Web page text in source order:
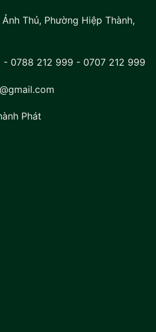
Thủ, Phường Hiệp Thành,
- 0788 212 999 - 0707 212 999
Phát